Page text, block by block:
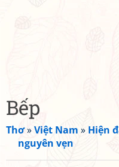
Bếp
Thơ»Việt Nam » Hiện
nguyên vẹn